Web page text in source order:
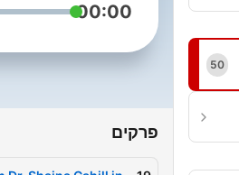
50
00:00
פרקים